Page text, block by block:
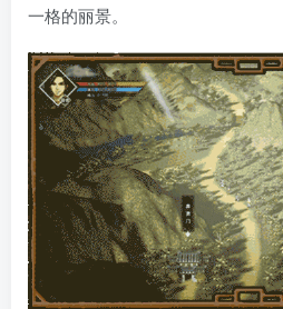
一格的丽景。